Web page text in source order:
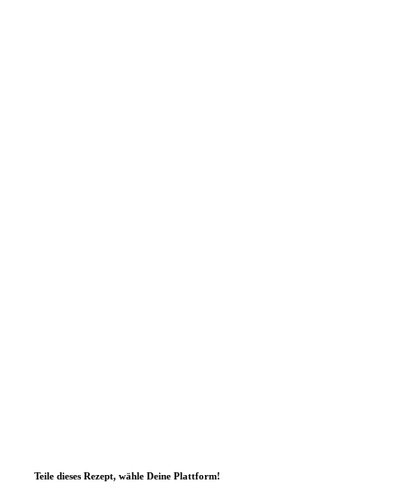
Teile dieses Rezept, wähle Deine Plattform!